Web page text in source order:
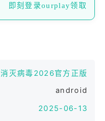
即刻登录ourplay领取
消灭病毒2026官方正版
android
2025-06-13